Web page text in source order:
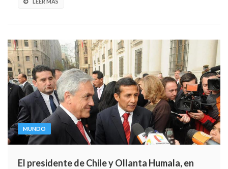
LEER MÁS
MUNDO
El presidente de Chile y Ollanta Humala, en